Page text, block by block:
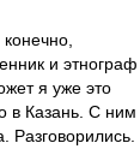
и этнограф
я уже это
в Казань. С ним
Разговорились.